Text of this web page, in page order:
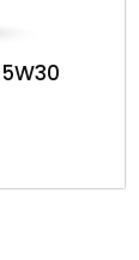
5W30